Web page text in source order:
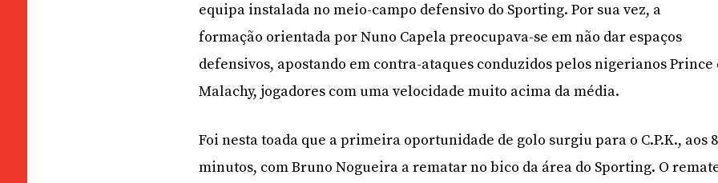
equipa instalada no meio-campo defensivo do Sporting. Por sua vez, a
formação orientada por Nuno Capela preocupava-se em não dar espaços
defensivos, apostando em contra-ataques conduzidos pelos nigerianos Prince
Malachy, jogadores com uma velocidade muito acima da média.
Foi nesta toada que a primeira oportunidade de golo surgiu para o C.P.K., aos 8
minutos, com Bruno Nogueira a rematar no bico da área do Sporting. O